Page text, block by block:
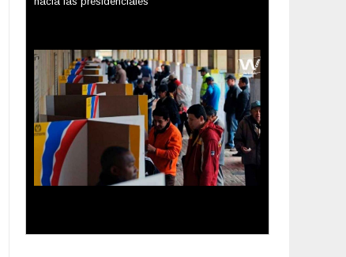
Los latinos le van dando la espalda a Trump